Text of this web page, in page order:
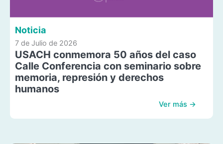
Noticia
7 de Julio de 2026
USACH conmemora 50 años del caso
Calle Conferencia con seminario sobre
memoria, represión y derechos
humanos
Ver más →